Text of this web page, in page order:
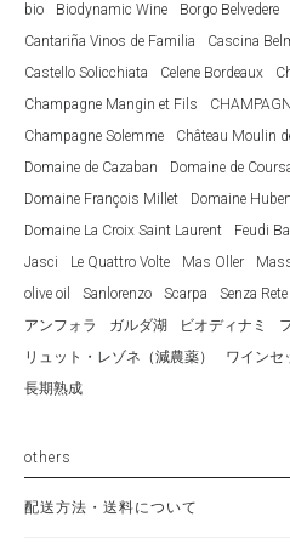
bio Biodynamic Wine Borgo Belvedere
Cantariña Vinos de Familia
Cascina
Castello Solicchiata
Celene Bordeaux
Champagne Mangin et Fils
Champagne Solemme
Château Moulin
Domaine de Cazaban
Domaine de
Domaine François Millet
Domaine
Domaine La Croix Saint Laurent
Feudi
Jasci
Le Quattro Volte Mas Oller
olive oil
Sanlorenzo Scarpa Senza Rete
アンフォラ
ガルダ湖 ビオディナミ
リュット・レゾネ（減農薬）
ワインセ
長期熟成
others
配送方法・送料について